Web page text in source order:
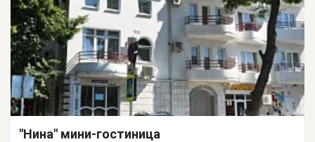
"Нина" мини-гостиница